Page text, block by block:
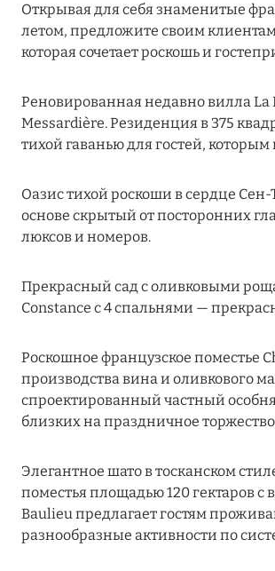
Открывая для себя знаменитые
летом, предложите своим
которая сочетает роскошь и
Реновированная недавно вилла La
Messardière. Резиденция в 375
тихой гаванью для гостей,
Оазис тихой роскоши в сердце
основе скрытый от посторонних
люксов и номеров.
Прекрасный сад с оливковыми
Constance с 4 спальнями —
Роскошное французское поместье
производства вина и оливкового
спроектированный частный
близких на праздничное
Элегантное шато в тосканском
поместья площадью 120 гектаров
Baulieu предлагает гостям
разнообразные активности по